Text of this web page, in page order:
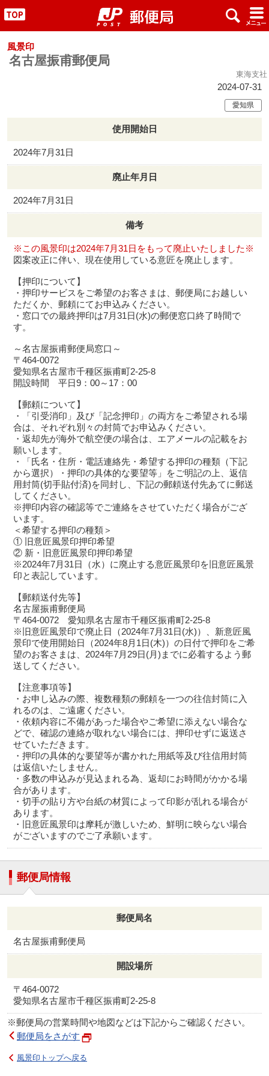
" x #
風景印
名古屋振甫郵便局
東海支社
2024-07-31
愛知県
使用開始日
2024年7月31日
廃止年月日
2024年7月31日
備考
※この風景印は2024年7月31日をもって廃止いたしました※
図案改正に伴い、現在使用している意匠を廃止します。
【押印について】
・押印サービスをご希望のお客さまは、郵便局にお越しい
ただくか、郵頼にてお申込みください。
・窓口での最終押印は7月31日(水)の郵便窓口終了時間で
す。
～名古屋振甫郵便局窓口～
〒464-0072
愛知県名古屋市千種区振甫町2-25-8
開設時間 平日9：00～17：00
【郵頼について】
・「引受消印」及び「記念押印」の両方をご希望される場
合は、それぞれ別々の封筒でお申込みください。
・返却先が海外で航空便の場合は、エアメールの記載をお
願いします。
・「氏名・住所・電話連絡先・希望する押印の種類（下記
から選択）・押印の具体的な要望等」をご明記の上、返信
用封筒(切手貼付済)を同封し、下記の郵頼送付先あてに郵送
してください。
※押印内容の確認等でご連絡をさせていただく場合がござ
います。
＜希望する押印の種類＞
① 旧意匠風景印押印希望
② 新・旧意匠風景印押印希望
※2024年7月31日（水）に廃止する意匠風景印を旧意匠風景
印と表記しています。
【郵頼送付先等】
名古屋振甫郵便局
〒464-0072 愛知県名古屋市千種区振甫町2-25-8
※旧意匠風景印で廃止日（2024年7月31日(水)）、新意匠風
景印で使用開始日（2024年8月1日(木)）の日付で押印をご希
望のお客さまは、2024年7月29日(月)までに必着するよう郵
送してください。
【注意事項等】
・お申し込みの際、複数種類の郵頼を一つの往信封筒に入
れるのは、ご遠慮ください。
・依頼内容に不備があった場合やご希望に添えない場合な
どで、確認の連絡が取れない場合には、押印せずに返送さ
せていただきます。
・押印の具体的な要望等が書かれた用紙等及び往信用封筒
は返信いたしません。
・多数の申込みが見込まれる為、返却にお時間がかかる場
合があります。
・切手の貼り方や台紙の材質によって印影が乱れる場合が
あります。
・旧意匠風景印は摩耗が激しいため、鮮明に映らない場合
がございますのでご了承願います。
郵便局情報
郵便局名
名古屋振甫郵便局
開設場所
〒464-0072
愛知県名古屋市千種区振甫町2-25-8
※郵便局の営業時間や地図などは下記からご確認ください。
郵便局をさがす
風景印トップへ戻る